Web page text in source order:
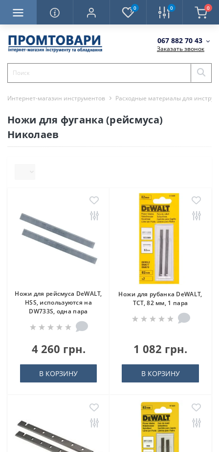
0 0 0
067 882 70 43
Заказать звонок
Интернет-магазин инструментов Расходные материалы для
Ножи для фуганка (рейсмуса)
Николаев
Ножи для рейсмуса DeWALT,
HSS, используются на
DW733S, одна пара
4 260 грн.
В КОРЗИНУ
Ножи для рубанка DeWALT,
ТСТ, 82 мм, 1 пара
1 082 грн.
В КОРЗИНУ